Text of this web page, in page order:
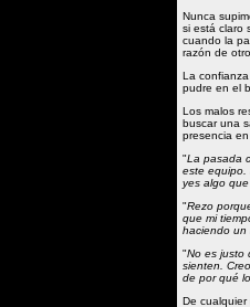
Nunca
si está claro
cuando la
razón de
La
pudre en el
Los malos
buscar una
presencia
"La pasada
este equipo.
yes algo
"Rezo
que mi
haciendo un
"No es justo
sienten.
de por qué
De cualquier